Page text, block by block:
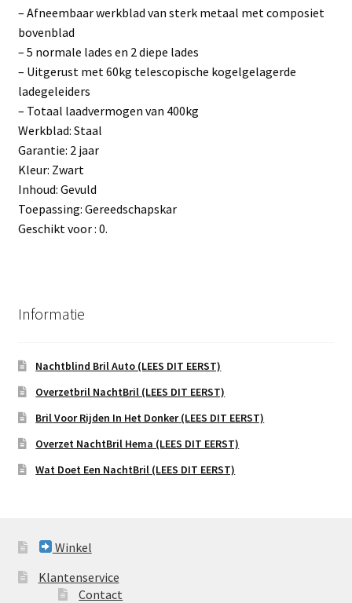
– Afneembaar werkblad van sterk metaal met composiet
bovenblad
– 5 normale lades en 2 diepe lades
– Uitgerust met 60kg telescopische kogelgelagerde
ladegeleiders
– Totaal laadvermogen van 400kg
Werkblad: Staal
Garantie: 2 jaar
Kleur: Zwart
Inhoud: Gevuld
Toepassing: Gereedschapskar
Geschikt voor : 0.
Informatie
Nachtblind Bril Auto (LEES DIT EERST)
Overzetbril NachtBril (LEES DIT EERST)
Bril Voor Rijden In Het Donker (LEES DIT EERST)
Overzet NachtBril Hema (LEES DIT EERST)
Wat Doet Een NachtBril (LEES DIT EERST)
Winkel
Klantenservice
Contact